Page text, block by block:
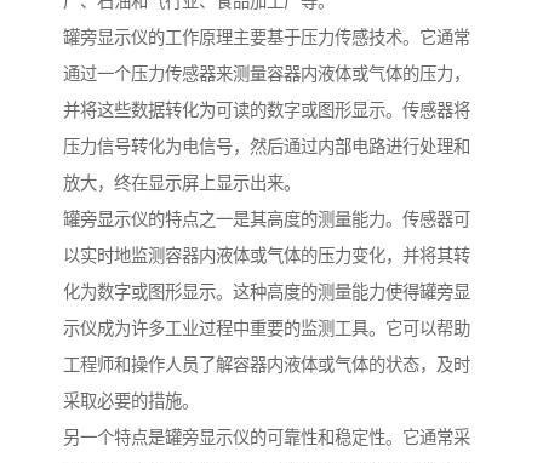
罐旁显示仪的工作原理主要基于压力传感技术。它通常
通过一个压力传感器来测量容器内液体或气体的压力，
并将这些数据转化为可读的数字或图形显示。传感器将
压力信号转化为电信号，然后通过内部电路进行处理和
放大，终在显示屏上显示出来。
罐旁显示仪的特点之一是其高度的测量能力。传感器可
以实时地监测容器内液体或气体的压力变化，并将其转
化为数字或图形显示。这种高度的测量能力使得罐旁显
示仪成为许多工业过程中重要的监测工具。它可以帮助
工程师和操作人员了解容器内液体或气体的状态，及时
采取必要的措施。
另一个特点是罐旁显示仪的可靠性和稳定性。它通常采